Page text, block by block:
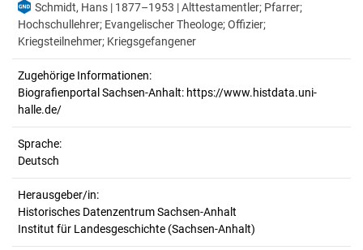
Schmidt, Hans | 1877–1953 | Alttestamentler; Pfarrer;
Hochschullehrer; Evangelischer Theologe; Offizier;
Kriegsteilnehmer; Kriegsgefangener
Zugehörige Informationen:
Biografienportal Sachsen-Anhalt: https://www.histdata.uni-
halle.de/
Sprache:
Deutsch
Herausgeber/in:
Historisches Datenzentrum Sachsen-Anhalt
Institut für Landesgeschichte (Sachsen-Anhalt)